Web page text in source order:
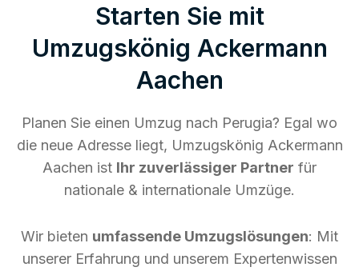
Starten Sie mit
Umzugskönig Ackermann
Aachen
Planen Sie einen Umzug nach Perugia? Egal wo
die neue Adresse liegt, Umzugskönig Ackermann
Aachen ist Ihr zuverlässiger Partner für
nationale & internationale Umzüge.
Wir bieten umfassende Umzugslösungen: Mit
unserer Erfahrung und unserem Expertenwissen